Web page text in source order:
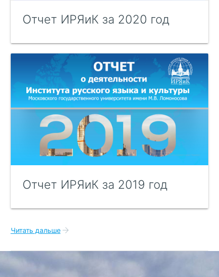
Отчет ИРЯиК за 2020 год
Отчет ИРЯиК за 2019 год
Читать дальше